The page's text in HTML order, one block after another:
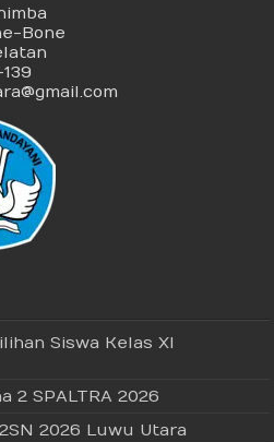
Bone
Siswa Kelas XI
2 SPALTRA 2026
2026 Luwu Utara